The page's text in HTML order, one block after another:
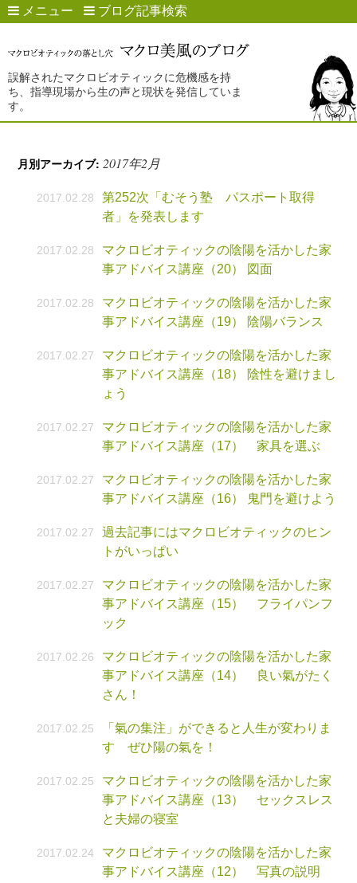
メニュー ブログ記事検索
誤解されたマクロビオティックに危機感を持
ち、指導現場から生の声と現状を発信していま
す。
月別アーカイブ:2017年2月
2017.02.28
第252次「むそう塾 パスポート取得
者」を発表します
2017.02.28
マクロビオティックの陰陽を活かした家
事アドバイス講座（20） 図面
2017.02.28
マクロビオティックの陰陽を活かした家
事アドバイス講座（19） 陰陽バランス
2017.02.27
マクロビオティックの陰陽を活かした家
事アドバイス講座（18） 陰性を避けまし
ょう
2017.02.27
マクロビオティックの陰陽を活かした家
事アドバイス講座（17） 家具を選ぶ
2017.02.27
マクロビオティックの陰陽を活かした家
事アドバイス講座（16） 鬼門を避けよう
2017.02.27
過去記事にはマクロビオティックのヒン
トがいっぱい
2017.02.27
マクロビオティックの陰陽を活かした家
事アドバイス講座（15） フライパンフ
ック
2017.02.26
マクロビオティックの陰陽を活かした家
事アドバイス講座（14） 良い氣がたく
さん！
2017.02.25
「氣の集注」ができると人生が変わりま
す ぜひ陽の氣を！
2017.02.25
マクロビオティックの陰陽を活かした家
事アドバイス講座（13） セックスレス
と夫婦の寝室
2017.02.24
マクロビオティックの陰陽を活かした家
事アドバイス講座（12） 写真の説明